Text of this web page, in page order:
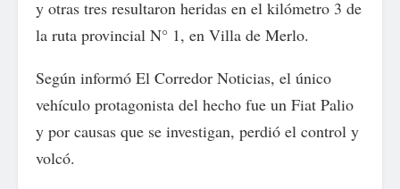
y otras tres resultaron heridas en el kilómetro 3 de
la ruta provincial N° 1, en Villa de Merlo.
Según informó El Corredor Noticias, el único
vehículo protagonista del hecho fue un Fiat Palio
y por causas que se investigan, perdió el control y
volcó.